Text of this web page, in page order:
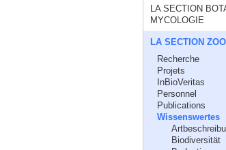
LA SECTION
MYCOLOGIE
LA SECTION
Recherche
Projets
InBioVeritas
Personnel
Publications
Wissenswertes
Biodiversität